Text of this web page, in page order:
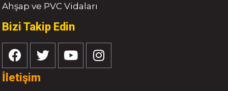
Ahşap ve PVC Vidaları
Bizi Takip Edin
İletişim